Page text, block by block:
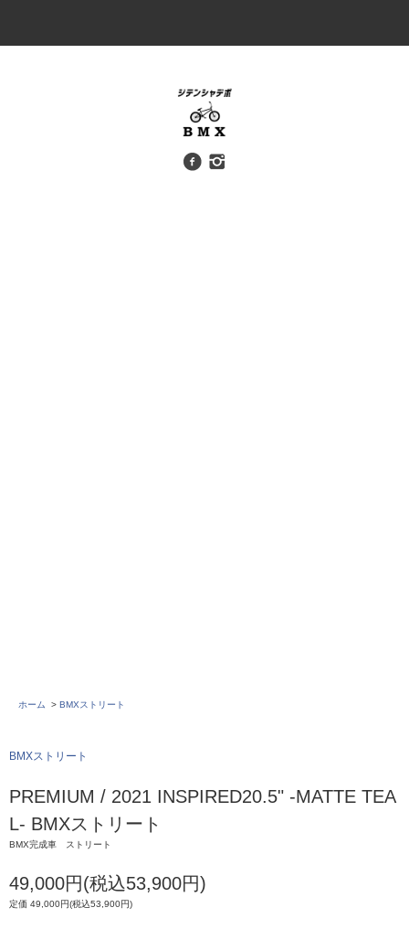
ホーム > BMXストリート
BMXストリート
PREMIUM / 2021 INSPIRED20.5" -MATTE TEA
L- BMXストリート
BMX完成車 ストリート
49,000円(税込53,900円)
定価 49,000円(税込53,900円)